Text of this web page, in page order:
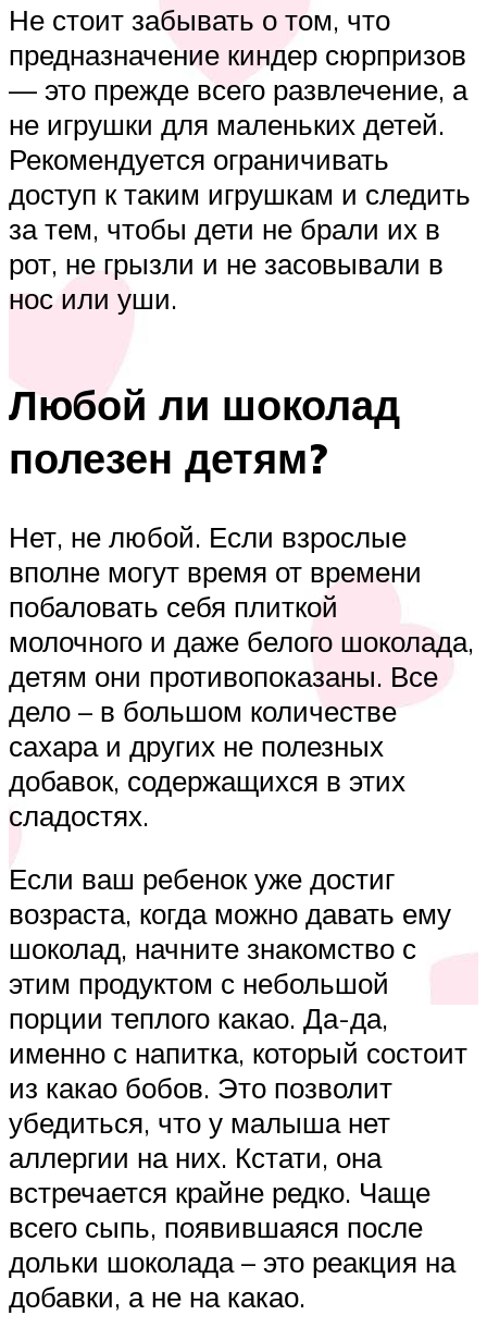
Не стоит забывать о том, что
предназначение киндер сюрпризов
— это прежде всего развлечение, а
не игрушки для маленьких детей.
Рекомендуется ограничивать
доступ к таким игрушкам и следить
за тем, чтобы дети не брали их в
рот, не грызли и не засовывали в
нос или уши.
Любой ли шоколад
полезен детям?
Нет, не любой. Если взрослые
вполне могут время от времени
побаловать себя плиткой
молочного и даже белого шоколада,
детям они противопоказаны. Все
дело – в большом количестве
сахара и других не полезных
добавок, содержащихся в этих
сладостях.
Если ваш ребенок уже достиг
возраста, когда можно давать ему
шоколад, начните знакомство с
этим продуктом с небольшой
порции теплого какао. Да-да,
именно с напитка, который состоит
из какао бобов. Это позволит
убедиться, что у малыша нет
аллергии на них. Кстати, она
встречается крайне редко. Чаще
всего сыпь, появившаяся после
дольки шоколада – это реакция на
добавки, а не на какао.